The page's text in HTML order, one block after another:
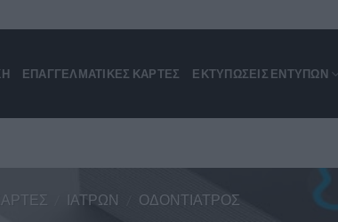
ΕΠΑΓΓΕΛΜΑΤΙΚΈΣ ΚΆΡΤΕΣ ΕΚΤΥΠΩΣΕΙΣ ΕΝΤΥΠΩΝ
ΙΑΤΡΏΝ ΟΔΟΝΤΊΑΤΡΟΣ